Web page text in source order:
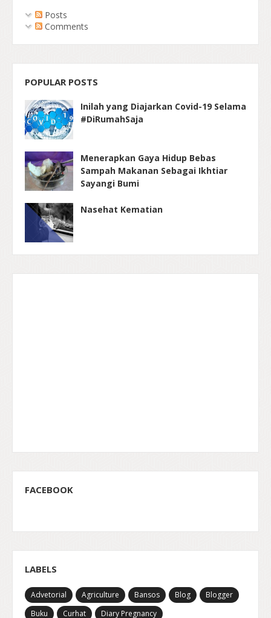
Posts
Comments
POPULAR POSTS
Inilah yang Diajarkan Covid-19 Selama
#DiRumahSaja
Menerapkan Gaya Hidup Bebas
Sampah Makanan Sebagai Ikhtiar
Sayangi Bumi
Nasehat Kematian
FACEBOOK
LABELS
Advetorial Agriculture Bansos Blog
Blogger
Buku
Curhat Diary Pregnancy